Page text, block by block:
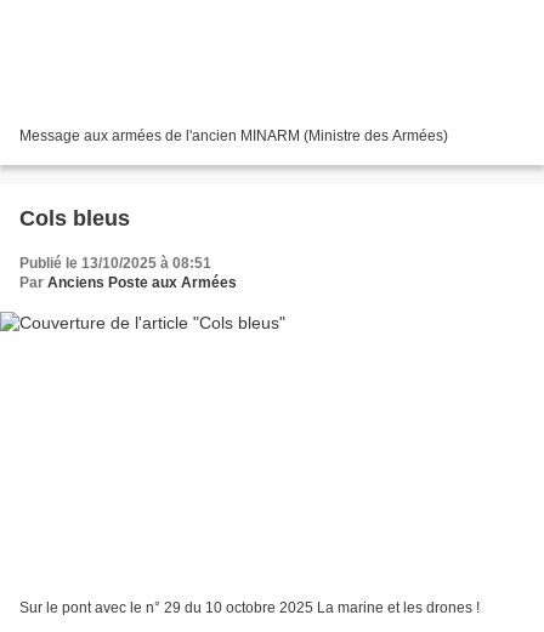
Message aux armées de l'ancien MINARM (Ministre des Armées)
Cols bleus
Publié le 13/10/2025 à 08:51
Par Anciens Poste aux Armées
Sur le pont avec le n° 29 du 10 octobre 2025 La marine et les drones !